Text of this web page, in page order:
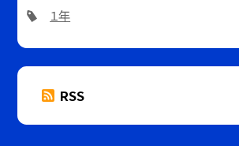
１年
RSS